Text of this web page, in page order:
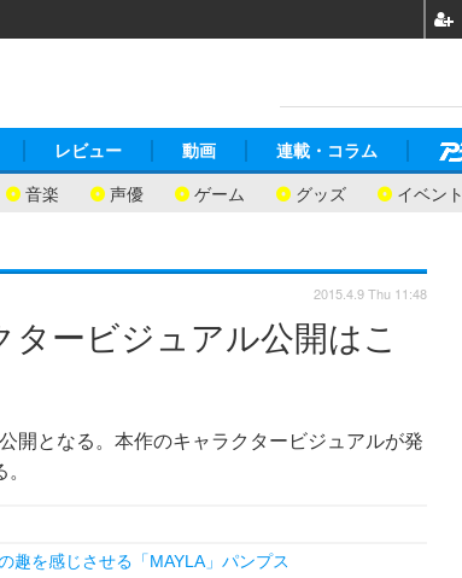
音楽 声優 ゲーム グッズ イベント
レビュー 動画 連載・コラム
ービジュアル公開はこ
開となる。本作のキャラクタービジュアルが発
2015.4.9 Thu 11:48
趣を感じさせる「MAYLA」パンプス